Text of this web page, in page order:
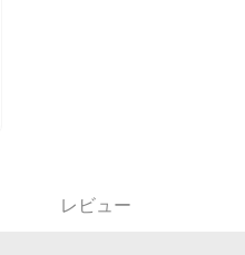
レビュー